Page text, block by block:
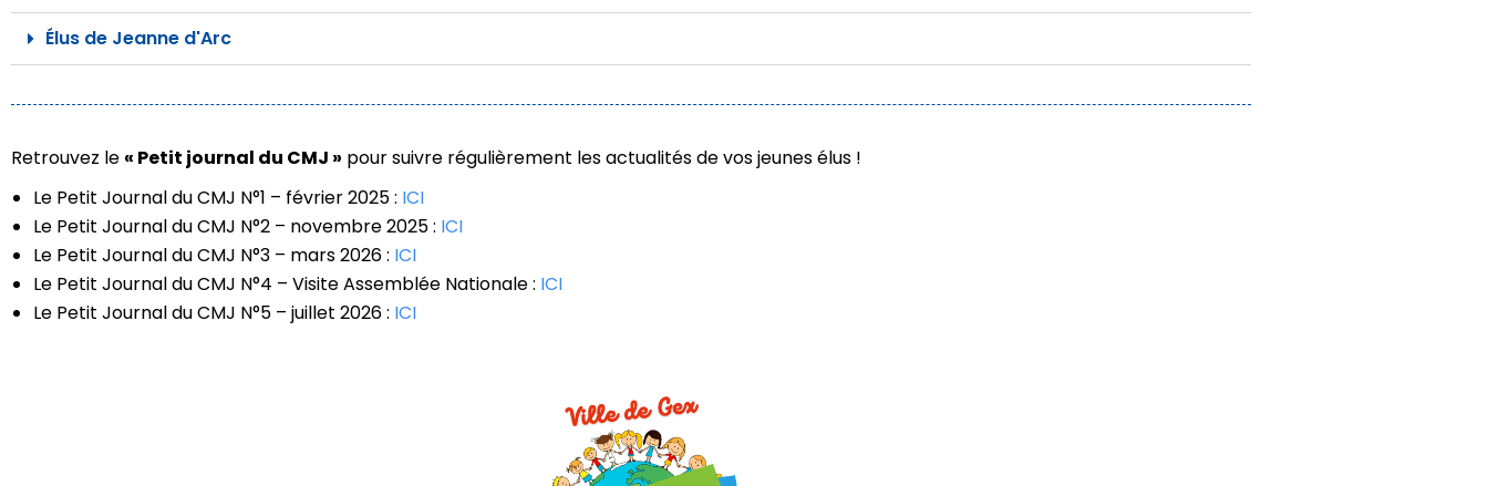
Élus de Jeanne d'Arc
Retrouvez le « Petit journal du CMJ » pour suivre régulièrement les actualités de vos jeunes élus !
Le Petit Journal du CMJ N°1 – février 2025 : ICI
Le Petit Journal du CMJ N°2 – novembre 2025 : ICI
Le Petit Journal du CMJ N°3 – mars 2026 : ICI
Le Petit Journal du CMJ N°4 – Visite Assemblée Nationale : ICI
Le Petit Journal du CMJ N°5 – juillet 2026 : ICI